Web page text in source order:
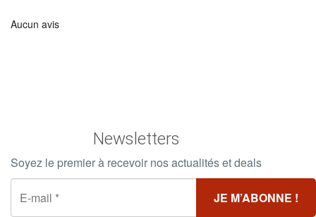
Aucun avis
Newsletters
Soyez le premier à recevoir nos actualités et deals